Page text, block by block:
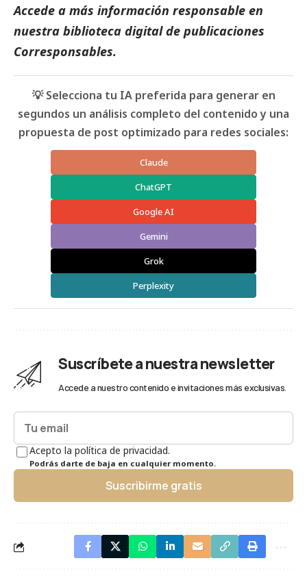
Accede a más información responsable en
nuestra biblioteca digital de publicaciones
Corresponsables.
💡 Selecciona tu IA preferida para generar en
segundos un análisis completo del contenido y una
propuesta de post optimizado para redes sociales:
Claude
ChatGPT
Google AI
Gemini
Grok
Perplexity
Suscríbete a nuestra newsletter
Accede a nuestro contenido e invitaciones más exclusivas.
Acepto la política de privacidad.
Podrás darte de baja en cualquier momento.
Suscribirme gratis